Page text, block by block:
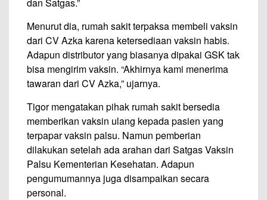
Menurut dia, rumah sakit terpaksa membeli vaksin
dari CV Azka karena ketersediaan vaksin habis.
Adapun distributor yang biasanya dipakai GSK tak
bisa mengirim vaksin. “Akhirnya kami menerima
tawaran dari CV Azka,” ujarnya.
Tigor mengatakan pihak rumah sakit bersedia
memberikan vaksin ulang kepada pasien yang
terpapar vaksin palsu. Namun pemberian
dilakukan setelah ada arahan dari Satgas Vaksin
Palsu Kementerian Kesehatan. Adapun
pengumumannya juga disampaikan secara
personal.